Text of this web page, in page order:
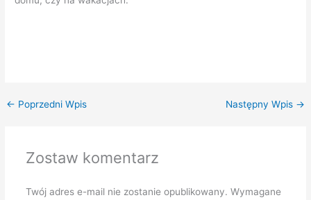
← Poprzedni Wpis Następny Wpis →
Zostaw komentarz
Twój adres e-mail nie zostanie opublikowany. Wymagane